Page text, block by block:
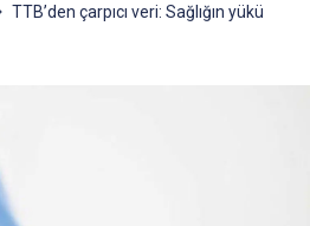
TTB’den çarpıcı veri: Sağlığın yükü